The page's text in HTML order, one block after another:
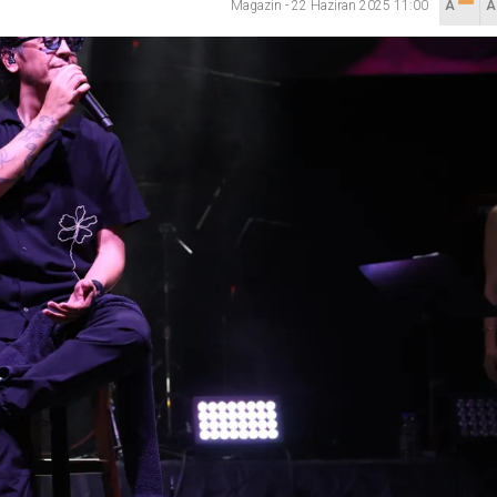
Tartışması: Belediye Başkanı Özlü’ye Yönelik Sözlere
haber” açıklaması
Valisine tepki gösterdi
3’ü Çocuk 7 Kişi Yaralandı
paniği
Magazin - 22 Haziran 2025 11:00 A